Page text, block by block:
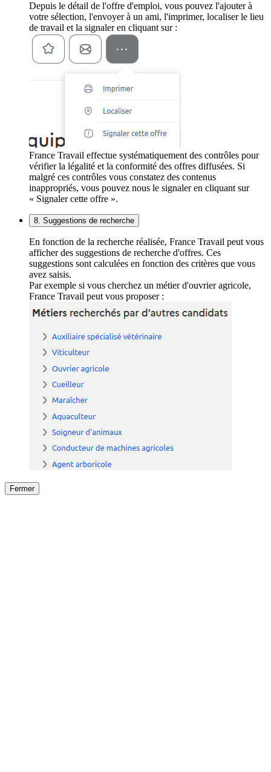
Depuis le détail de l'offre d'emploi, vous pouvez l'ajouter à
votre sélection, l'envoyer à un ami, l'imprimer, localiser le lieu
de travail et la signaler en cliquant sur :
France Travail effectue systématiquement des contrôles pour
vérifier la légalité et la conformité des offres diffusées. Si
malgré ces contrôles vous constatez des contenus
inappropriés, vous pouvez nous le signaler en cliquant sur
« Signaler cette offre ».
8. Suggestions de recherche
En fonction de la recherche réalisée, France Travail peut vous
afficher des suggestions de recherche d'offres. Ces
suggestions sont calculées en fonction des critères que vous
avez saisis.
Par exemple si vous cherchez un métier d'ouvrier agricole,
France Travail peut vous proposer :
Fermer